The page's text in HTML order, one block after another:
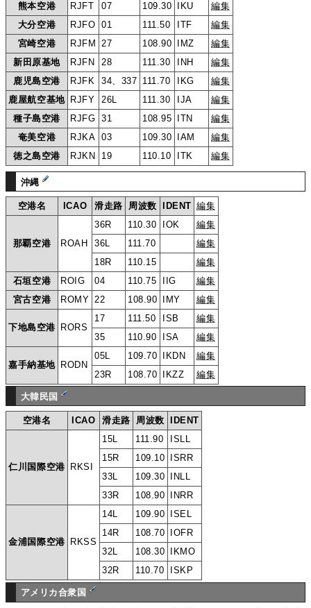
熊本空港
RJFT 07 109.30 IKU
編集
大分空港
RJFO 01 111.50 ITF
編集
宮崎空港
RJFM 27 108.90 IMZ
編集
新田原基地
RJFN 28 111.30 INH
編集
鹿児島空港
RJFK 34、337 111.70 IKG
編集
鹿屋航空基地
RJFY 26L 111.30 IJA
編集
種子島空港
RJFG 31 108.95 ITN
編集
奄美空港
RJKA 03 109.30 IAM
編集
徳之島空港
RJKN 19 110.10 ITK 編集
沖縄
空港名 ICAO 滑走路 周波数 IDENT 編集
那覇空港 ROAH
36R 110.30 IOK
編集
36L
111.70
編集
18R
110.15
編集
石垣空港
ROIG 04 110.75 IIG
編集
宮古空港
ROMY 22 108.90 IMY 編集
下地島空港 RORS
17 111.50 ISB
編集
35
110.90 ISA 編集
嘉手納基地 RODN
05L 109.70 IKDN
編集
23R
108.70 IKZZ 編集
大韓民国
空港名 ICAO 滑走路 周波数 IDENT
仁川国際空港 RKSI
15L 111.90
ISLL
15R
109.10
ISRR
33L
109.30
INLL
33R
108.90 INRR
金浦国際空港 RKSS
14L 109.90
ISEL
14R
108.70
IOFR
32L
108.30
IKMO
32R
110.70 ISKP
アメリカ合衆国